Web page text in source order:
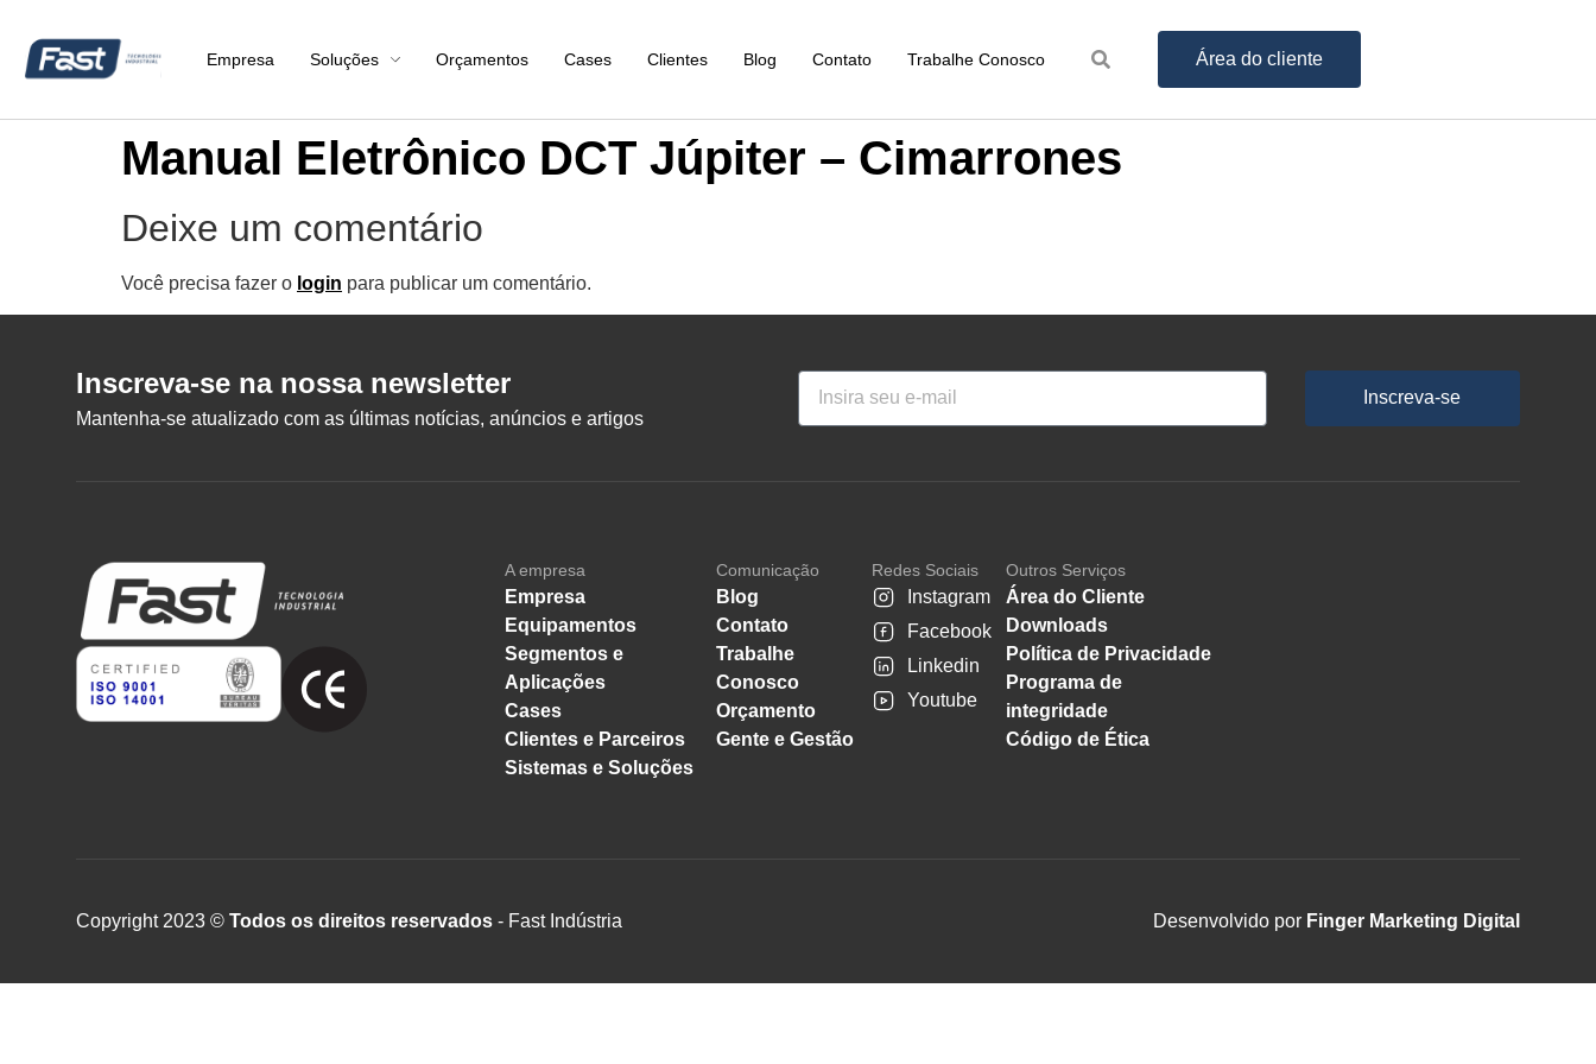
Empresa Soluções Orçamentos Cases Clientes Blog Contato Trabalhe Conosco Área do cliente
Manual Eletrônico DCT Júpiter – Cimarrones
Deixe um comentário
Você precisa fazer o login para publicar um comentário.
Inscreva-se na nossa newsletter
Mantenha-se atualizado com as últimas notícias, anúncios e artigos
Inscreva-se
A empresa
Empresa
Equipamentos
Segmentos e
Aplicações
Cases
Clientes e Parceiros
Sistemas e Soluções
Comunicação
Blog
Contato
Trabalhe
Conosco
Orçamento
Gente e Gestão
Redes Sociais
Instagram
Facebook
Linkedin
Youtube
Outros Serviços
Área do Cliente
Downloads
Política de Privacidade
Programa de
integridade
Código de Ética
Copyright 2023 © Todos os direitos reservados - Fast Indústria Desenvolvido por Finger Marketing Digital